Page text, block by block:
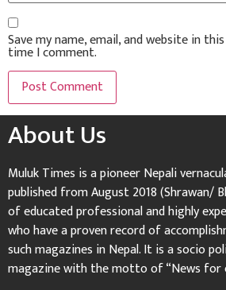
Save my name, email, and website in
time I comment.
About Us
Muluk Times is a pioneer Nepali
published from August 2018 (Shrawan/
of educated professional and highly
who have a proven record of
such magazines in Nepal. It is a socio
magazine with the motto of “News for